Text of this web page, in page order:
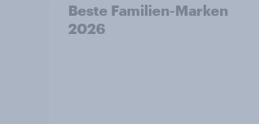
Beste Familien-Marken
2026